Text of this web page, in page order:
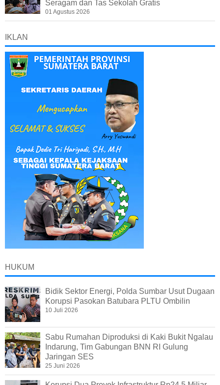
Seragam dan Tas Sekolah Gratis
01 Agustus 2026
IKLAN
HUKUM
Bidik Sektor Energi, Polda Sumbar Usut Dugaan
Korupsi Pasokan Batubara PLTU Ombilin
10 Juli 2026
Sabu Rumahan Diproduksi di Kaki Bukit Ngalau
Indarung, Tim Gabungan BNN RI Gulung
Jaringan SES
25 Juni 2026